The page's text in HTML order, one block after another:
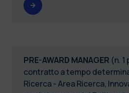
PRE-AWARD MANAGER (n.
contratto a tempo
Ricerca - Area Ricerca,